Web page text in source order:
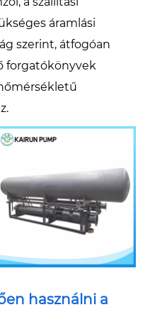
áramlási
szerint, átfogóan
forgatókönyvek
használni a